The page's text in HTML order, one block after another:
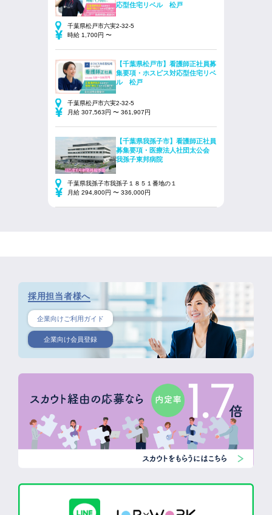
応型住宅リベル 松戸
千葉県松戸市六実2-32-5
時給 1,700円 〜
【千葉県松戸市】看護師正社員募
集要項・ホスピス対応型住宅リベ
ル 松戸
千葉県松戸市六実2-32-5
月給 307,563円 〜 361,907円
【千葉県我孫子市】看護師正社員
募集要項・医療法人社団太公会
我孫子東邦病院
千葉県我孫子市我孫子１８５１番地の１
月給 294,800円 〜 336,000円
採用担当者様へ
企業向けご利用ガイド
企業向け会員登録